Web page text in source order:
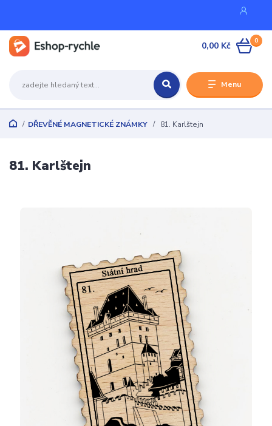
Menu
0
0,00 Kč
DŘEVĚNÉ MAGNETICKÉ ZNÁMKY 81. Karlštejn
81. Karlštejn